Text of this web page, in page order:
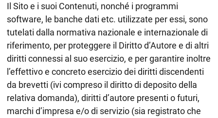
Il Sito e i suoi Contenuti, nonché i programmi
software, le banche dati etc. utilizzate per essi, sono
tutelati dalla normativa nazionale e internazionale di
riferimento, per proteggere il Diritto d’Autore e di altri
diritti connessi al suo esercizio, e per garantire inoltre
l’effettivo e concreto esercizio dei diritti discendenti
da brevetti (ivi compreso il diritto di deposito della
relativa domanda), diritti d’autore presenti o futuri,
marchi d’impresa e/o di servizio (sia registrato che